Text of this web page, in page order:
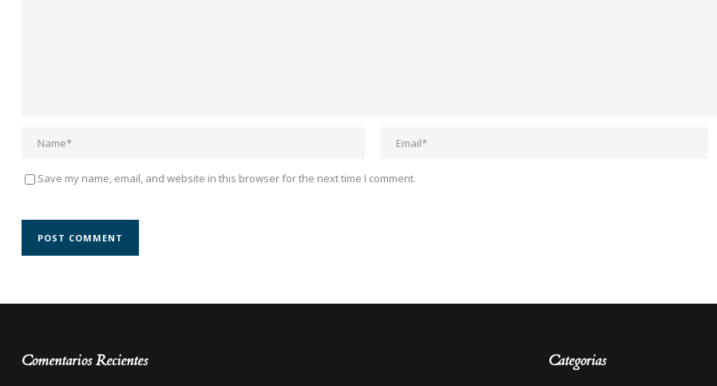
Save my name, email, and website in this browser for the next time I comment.
Comentarios Recientes Categorias